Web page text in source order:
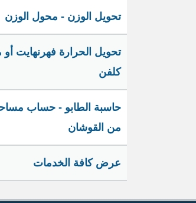
تحويل الوزن - محول الوزن
تحويل الحرارة فهرنهايت أو
كلفن
حاسبة الطابو - حساب
من القوشان
عرض كافة الخدمات